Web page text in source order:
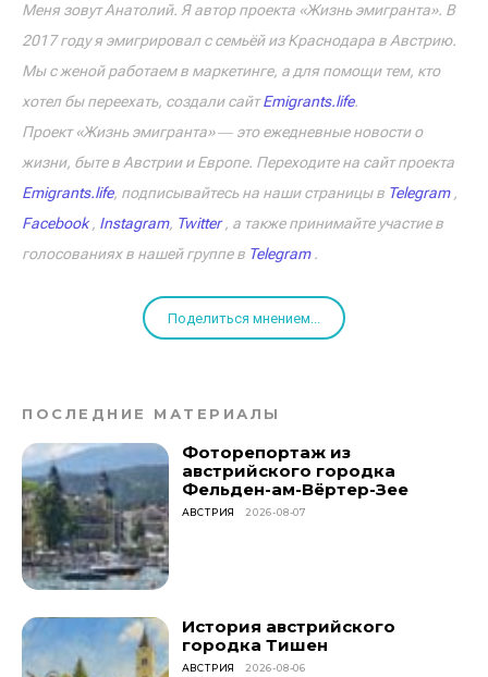
Меня зовут Анатолий. Я автор проекта «Жизнь эмигранта». В
2017 году я эмигрировал с семьёй из Краснодара в Австрию.
Мы с женой работаем в маркетинге, а для помощи тем, кто
хотел бы переехать, создали сайтEmigrants.life.
Проект «Жизнь эмигранта» ― это ежедневные новости о
жизни, быте в Австрии и Европе. Переходите на сайт проекта
Emigrants.life, подписывайтесь на наши страницы в Telegram,
Facebook, Instagram, Twitter, а также принимайте участие в
голосованиях в нашей группе в Telegram.
Поделиться мнением...
ПОСЛЕДНИЕ МАТЕРИАЛЫ
Фоторепортаж из
австрийского городка
Фельден-ам-Вёртер-Зее
АВСТРИЯ 2026-08-07
История австрийского
городка Тишен
АВСТРИЯ 2026-08-06